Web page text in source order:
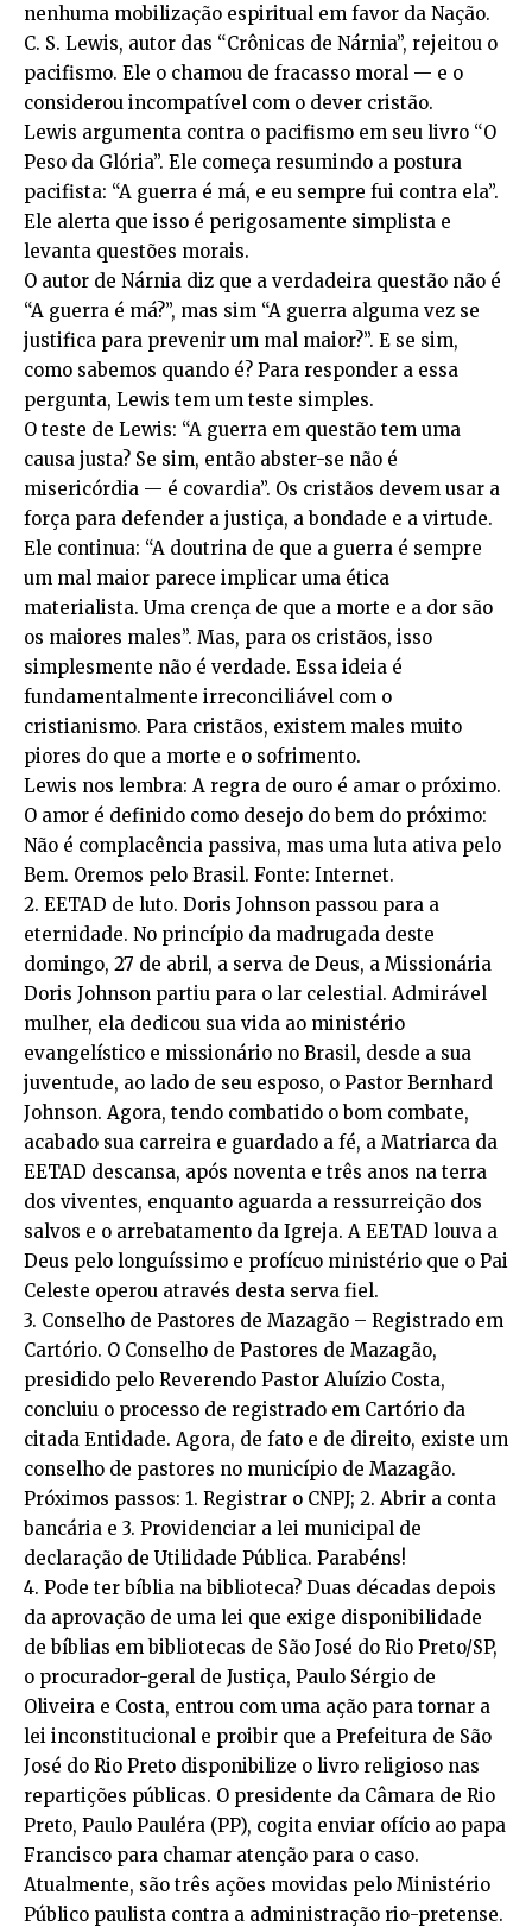
nenhuma mobilização espiritual em favor da Nação.
C. S. Lewis, autor das “Crônicas de Nárnia”, rejeitou o
pacifismo. Ele o chamou de fracasso moral — e o
considerou incompatível com o dever cristão.
Lewis argumenta contra o pacifismo em seu livro “O
Peso da Glória”. Ele começa resumindo a postura
pacifista: “A guerra é má, e eu sempre fui contra ela”.
Ele alerta que isso é perigosamente simplista e
levanta questões morais.
O autor de Nárnia diz que a verdadeira questão não é
“A guerra é má?”, mas sim “A guerra alguma vez se
justifica para prevenir um mal maior?”. E se sim,
como sabemos quando é? Para responder a essa
pergunta, Lewis tem um teste simples.
O teste de Lewis: “A guerra em questão tem uma
causa justa? Se sim, então abster-se não é
misericórdia — é covardia”. Os cristãos devem usar a
força para defender a justiça, a bondade e a virtude.
Ele continua: “A doutrina de que a guerra é sempre
um mal maior parece implicar uma ética
materialista. Uma crença de que a morte e a dor são
os maiores males”. Mas, para os cristãos, isso
simplesmente não é verdade. Essa ideia é
fundamentalmente irreconciliável com o
cristianismo. Para cristãos, existem males muito
piores do que a morte e o sofrimento.
Lewis nos lembra: A regra de ouro é amar o próximo.
O amor é definido como desejo do bem do próximo:
Não é complacência passiva, mas uma luta ativa pelo
Bem. Oremos pelo Brasil. Fonte: Internet.
2. EETAD de luto. Doris Johnson passou para a
eternidade. No princípio da madrugada deste
domingo, 27 de abril, a serva de Deus, a Missionária
Doris Johnson partiu para o lar celestial. Admirável
mulher, ela dedicou sua vida ao ministério
evangelístico e missionário no Brasil, desde a sua
juventude, ao lado de seu esposo, o Pastor Bernhard
Johnson. Agora, tendo combatido o bom combate,
acabado sua carreira e guardado a fé, a Matriarca da
EETAD descansa, após noventa e três anos na terra
dos viventes, enquanto aguarda a ressurreição dos
salvos e o arrebatamento da Igreja. A EETAD louva a
Deus pelo longuíssimo e profícuo ministério que o Pai
Celeste operou através desta serva fiel.
3. Conselho de Pastores de Mazagão – Registrado em
Cartório. O Conselho de Pastores de Mazagão,
presidido pelo Reverendo Pastor Aluízio Costa,
concluiu o processo de registrado em Cartório da
citada Entidade. Agora, de fato e de direito, existe um
conselho de pastores no município de Mazagão.
Próximos passos: 1. Registrar o CNPJ; 2. Abrir a conta
bancária e 3. Providenciar a lei municipal de
declaração de Utilidade Pública. Parabéns!
4. Pode ter bíblia na biblioteca? Duas décadas depois
da aprovação de uma lei que exige disponibilidade
de bíblias em bibliotecas de São José do Rio Preto/SP,
o procurador-geral de Justiça, Paulo Sérgio de
Oliveira e Costa, entrou com uma ação para tornar a
lei inconstitucional e proibir que a Prefeitura de São
José do Rio Preto disponibilize o livro religioso nas
repartições públicas. O presidente da Câmara de Rio
Preto, Paulo Pauléra (PP), cogita enviar ofício ao papa
Francisco para chamar atenção para o caso.
Atualmente, são três ações movidas pelo Ministério
Público paulista contra a administração rio-pretense.